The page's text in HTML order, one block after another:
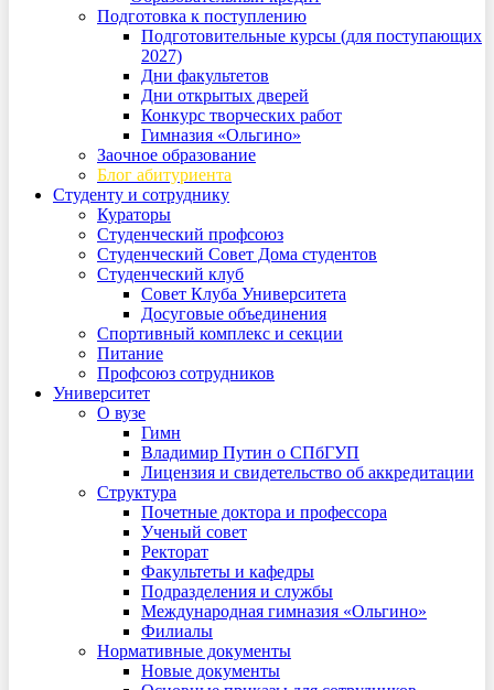
Подготовка к поступлению
Подготовительные курсы (для поступающих
2027)
Дни факультетов
Дни открытых дверей
Конкурс творческих работ
Гимназия «Ольгино»
Заочное образование
Блог абитуриента
Студенту и сотруднику
Кураторы
Студенческий профсоюз
Студенческий Совет Дома студентов
Студенческий клуб
Совет Клуба Университета
Досуговые объединения
Спортивный комплекс и секции
Питание
Профсоюз сотрудников
Университет
О вузе
Гимн
Владимир Путин о СПбГУП
Лицензия и свидетельство об аккредитации
Структура
Почетные доктора и профессора
Ученый совет
Ректорат
Факультеты и кафедры
Подразделения и службы
Международная гимназия «Ольгино»
Филиалы
Нормативные документы
Новые документы